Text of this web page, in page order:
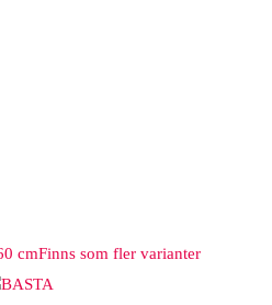
Finns som fler varianter